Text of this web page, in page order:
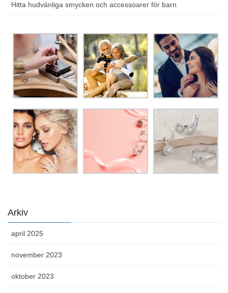
Hitta hudvänliga smycken och accessoarer för barn
Arkiv
april 2025
november 2023
oktober 2023